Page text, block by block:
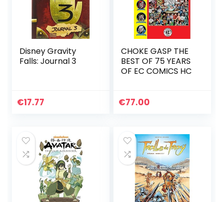
Disney Gravity
Falls: Journal 3
€17.77
CHOKE GASP THE
BEST OF 75 YEARS
OF EC COMICS HC
€77.00